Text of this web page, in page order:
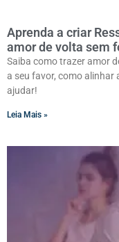
Aprenda a criar
amor de volta sem
Saiba como trazer amor
a seu favor, como alinhar
ajudar!
Leia Mais »